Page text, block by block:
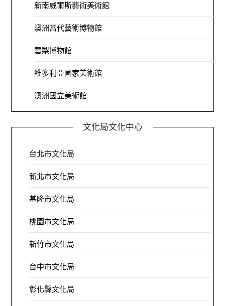
新南威爾斯藝術美術館
澳洲當代藝術博物館
雪梨博物館
維多利亞國家美術館
澳洲國立美術館
文化局文化中心
台北市文化局
新北市文化局
基隆市文化局
桃園市文化局
新竹市文化局
台中市文化局
彰化縣文化局